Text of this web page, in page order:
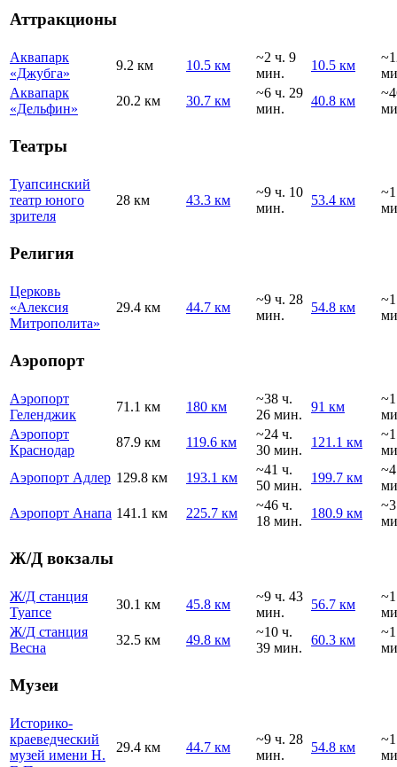
Аттракционы
Аквапарк
«Джубга»
9.2 км 10.5 км
~2 ч. 9
мин.
10.5 км
Аквапарк
«Дельфин»
20.2 км 30.7 км
~6 ч. 29
мин.
40.8 км
Театры
Туапсинский
театр юного
зрителя
28 км 43.3 км
~9 ч. 10
мин.
53.4 км
Религия
Церковь
«Алексия
Митрополита»
29.4 км 44.7 км
~9 ч. 28
мин.
54.8 км
Аэропорт
Аэропорт
Геленджик
71.1 км 180 км
~38 ч.
26 мин.
91 км
Аэропорт
Краснодар
87.9 км 119.6 км
~24 ч.
30 мин.
121.1 км
Аэропорт Адлер 129.8 км 193.1 км
~41 ч.
50 мин.
199.7 км
Аэропорт Анапа 141.1 км 225.7 км
~46 ч.
18 мин.
180.9 км
Ж/Д вокзалы
Ж/Д станция
Туапсе
30.1 км 45.8 км
~9 ч. 43
мин.
56.7 км
Ж/Д станция
Весна
32.5 км 49.8 км
~10 ч.
39 мин.
60.3 км
Музеи
Историко-
краеведческий
музей имени Н.
29.4 км 44.7 км
~9 ч. 28
мин.
54.8 км